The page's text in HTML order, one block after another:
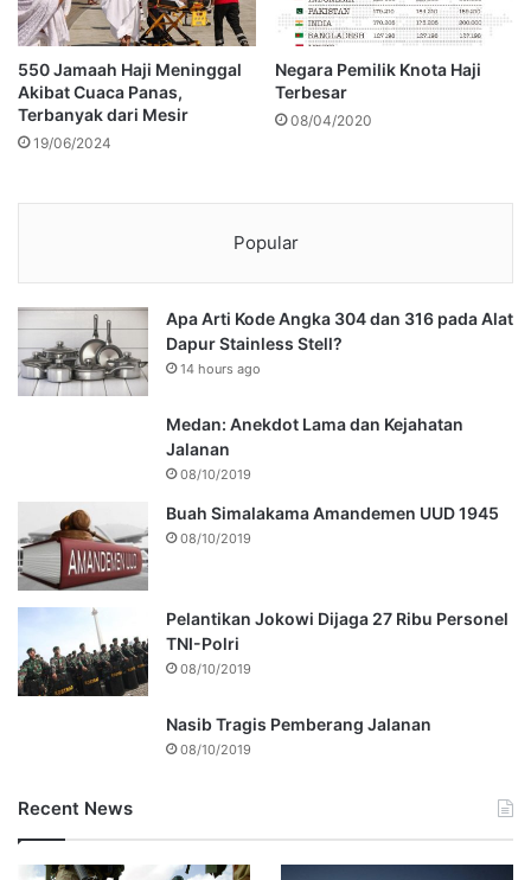
550 Jamaah Haji Meninggal
Akibat Cuaca Panas,
Terbanyak dari Mesir
19/06/2024
Negara Pemilik Knota Haji
Terbesar
08/04/2020
Popular
Apa Arti Kode Angka 304 dan 316 pada Alat
Dapur Stainless Stell?
14 hours ago
Medan: Anekdot Lama dan Kejahatan
Jalanan
08/10/2019
Buah Simalakama Amandemen UUD 1945
08/10/2019
Pelantikan Jokowi Dijaga 27 Ribu Personel
TNI-Polri
08/10/2019
Nasib Tragis Pemberang Jalanan
08/10/2019
Recent News